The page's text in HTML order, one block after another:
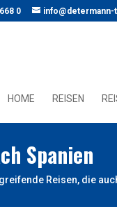
0
HOME REISEN
Spanien
Reisen, die